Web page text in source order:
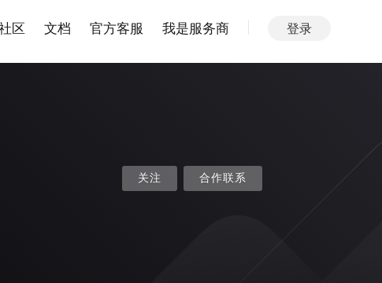
区 文档 官方客服 我是服务商 登录
关注 合作联系